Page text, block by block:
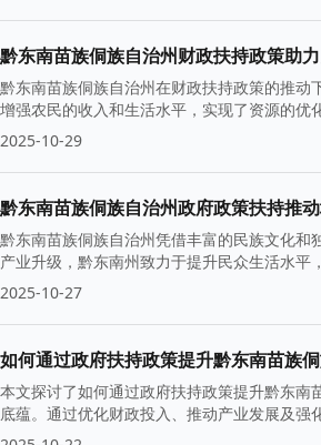
黔东南苗族侗族自治州财政扶持政策助
黔东南苗族侗族自治州在财政扶持政策的推
增强农民的收入和生活水平，实现了资源的
2025-10-29
黔东南苗族侗族自治州政府政策扶持推
黔东南苗族侗族自治州凭借丰富的民族文化
产业升级，黔东南州致力于提升民众生活水
2025-10-27
如何通过政府扶持政策提升黔东南苗族
本文探讨了如何通过政府扶持政策提升黔东
底蕴。通过优化财政投入、推动产业发展及